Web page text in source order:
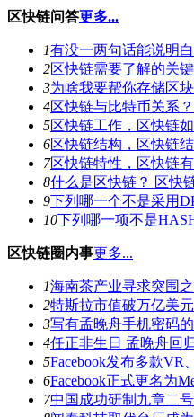
区快链问答更多...
1有没一两句话能说明
2区快链需要了解的关
3为啥我要帮你存储区
4区快链与比特币关系？
5区快链工作，区快链
6区快链结构，区快链
7区快链特性，区快链
8什么是区快链？ 区快
9下列哪一个不是采用
10下列哪一项不是
区快链圈内事更多...
1海南茶产业寻求突围
2特斯拉市值破万亿美元
3写有孟晚舟手机密码
4任正非生日 孟晚舟回
5Facebook发布多款VR
6Facebook正式更名为
7中国成功研制九章二号